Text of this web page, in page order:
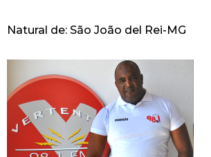
Natural de: São João del Rei-MG